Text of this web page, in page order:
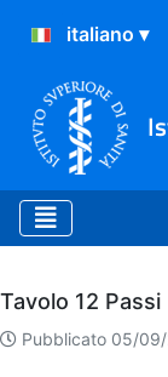
Archivio
Tavolo 12 Passi
Pubblicato 05/